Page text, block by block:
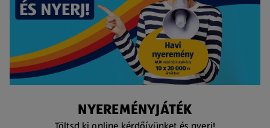
NYEREMÉNYJÁTÉK